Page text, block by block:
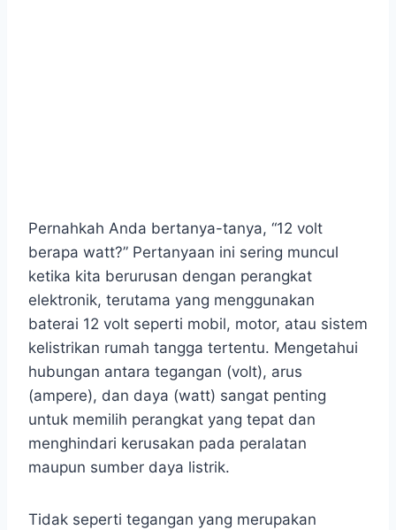
Pernahkah Anda bertanya-tanya, “12 volt
berapa watt?” Pertanyaan ini sering muncul
ketika kita berurusan dengan perangkat
elektronik, terutama yang menggunakan
baterai 12 volt seperti mobil, motor, atau sistem
kelistrikan rumah tangga tertentu. Mengetahui
hubungan antara tegangan (volt), arus
(ampere), dan daya (watt) sangat penting
untuk memilih perangkat yang tepat dan
menghindari kerusakan pada peralatan
maupun sumber daya listrik.
Tidak seperti tegangan yang merupakan